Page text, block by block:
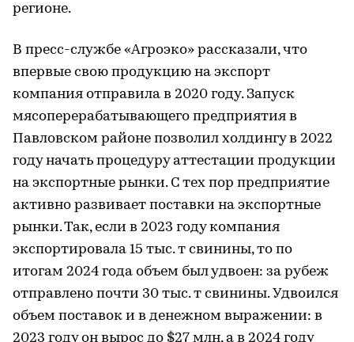
регионе.
В пресс-службе «Агроэко» рассказали, что
впервые свою продукцию на экспорт
компания отправила в 2020 году. Запуск
мясоперерабатывающего предприятия в
Павловском районе позволил холдингу в 2022
году начать процедуру аттестации продукции
на экспортные рынки. С тех пор предприятие
активно развивает поставки на экспортные
рынки. Так, если в 2023 году компания
экспортировала 15 тыс. т свинины, то по
итогам 2024 года объем был удвоен: за рубеж
отправлено почти 30 тыс. т свинины. Удвоился
объем поставок и в денежном выражении: в
2023 году он вырос до $27 млн, а в 2024 году